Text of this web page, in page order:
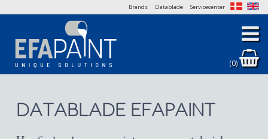
Brands Datablade Servicecenter
(0)
DATABLADE EFAPAINT